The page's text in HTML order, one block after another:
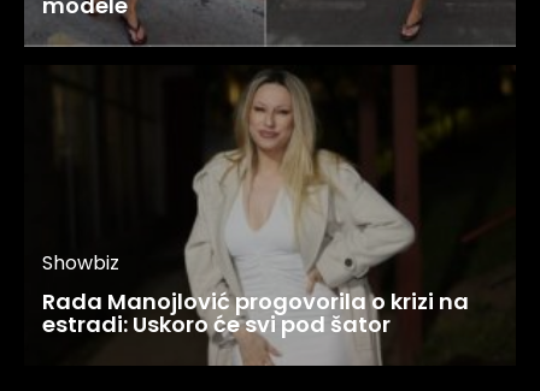
Showbiz
Rada Manojlović progovorila o krizi na
estradi: Uskoro će svi pod šator